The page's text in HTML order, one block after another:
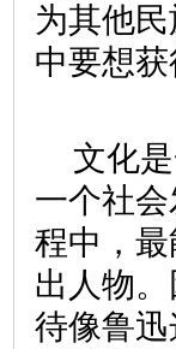
为其他
中要想
文化
一个社
程中，
出人物
待像鲁